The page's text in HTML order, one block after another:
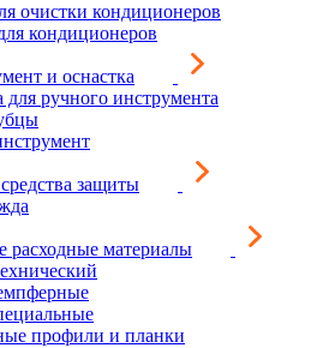
очистки кондиционеров
кондиционеров
и оснастка
для ручного инструмента
защиты
расходные материалы
профили и планки